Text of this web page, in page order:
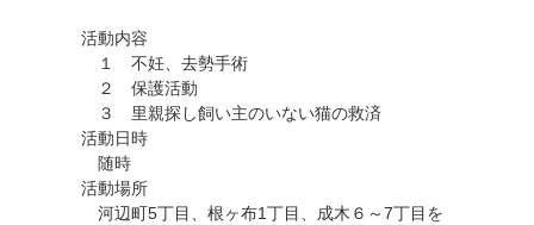
活動内容
１ 不妊、去勢手術
２ 保護活動
３ 里親探し飼い主のいない猫の救済
活動日時
随時
活動場所
河辺町5丁目、根ヶ布1丁目、成木６～7丁目を